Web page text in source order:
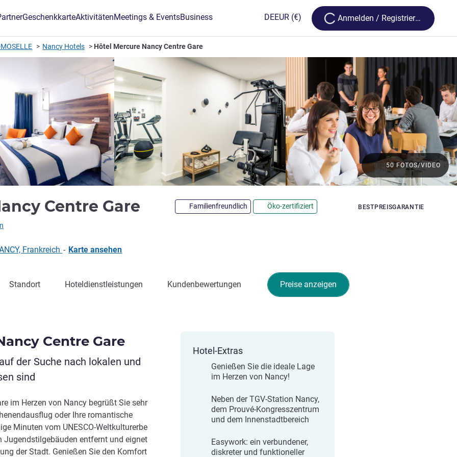
GeschenkkarteAktivitätenMeetings & EventsBusiness DEEUR (€) Loading...
Anmelden / Registrieren
Nancy Hotels Hôtel Mercure Nancy Centre Gare
Centre Gare 4 SterneFamilienfreundlich Öko-zertifiziert BESTPREISGARANTIE
50 FOTOS/VIDEO
Frankreich - Karte ansehen
Preise anzeigen
Standort Hoteldienstleistungen Kundenbewertungen
Centre Gare
der Suche nach lokalen und
sind
im Herzen von Nancy begrüßt Sie sehr
oder Ihre romantische
Minuten vom UNESCO-Weltkulturerbe
Jugendstilgebäuden entfernt und eignet
der Stadt. Genießen Sie den Komfort
Hotel-Extras
Genießen Sie die ideale Lage
im Herzen von Nancy!
Neben der TGV-Station Nancy,
dem Prouvé-Kongresszentrum
und dem Innenstadtbereich
Easywork: ein verbundener,
diskreter und funktioneller